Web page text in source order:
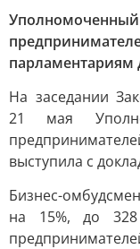
парламентариям
На заседании
21 мая
выступила с
Бизнес-
на 15%, до